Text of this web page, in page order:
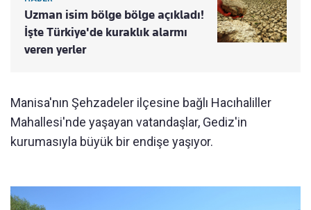
Uzman isim bölge bölge açıkladı!
İşte Türkiye'de kuraklık alarmı
veren yerler
Manisa'nın Şehzadeler ilçesine bağlı Hacıhaliller
Mahallesi'nde yaşayan vatandaşlar, Gediz'in
kurumasıyla büyük bir endişe yaşıyor.